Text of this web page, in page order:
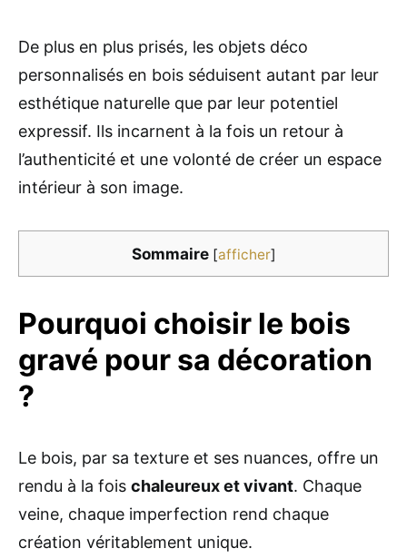
De plus en plus prisés, les objets déco
personnalisés en bois séduisent autant par leur
esthétique naturelle que par leur potentiel
expressif. Ils incarnent à la fois un retour à
l’authenticité et une volonté de créer un espace
intérieur à son image.
Sommaire [afficher]
Pourquoi choisir le bois
gravé pour sa décoration
?
Le bois, par sa texture et ses nuances, offre un
rendu à la fois chaleureux et vivant. Chaque
veine, chaque imperfection rend chaque
création véritablement unique.